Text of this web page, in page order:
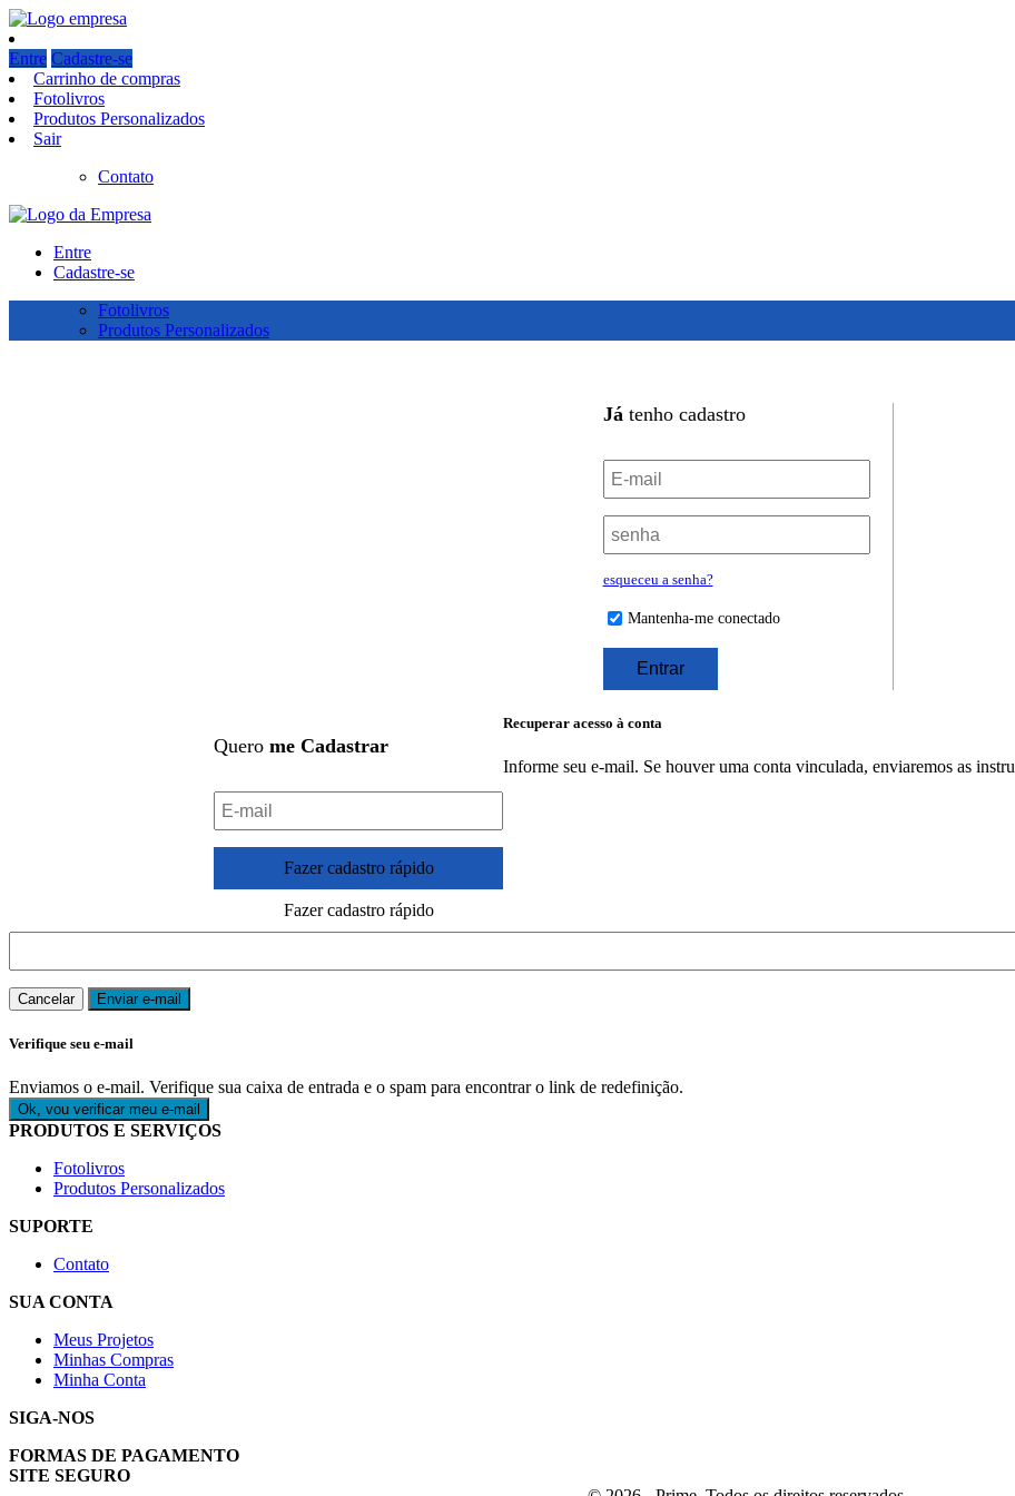
Entre Cadastre-se
Carrinho de compras
Fotolivros
Produtos Personalizados
Sair
Contato
Entre
Cadastre-se
Fotolivros
Produtos Personalizados
Játenho cadastro
esqueceu a senha?
Mantenha-me conectado
Quero me Cadastrar
Fazer cadastro rápido
Fazer cadastro rápido
Recuperar acesso à conta
Informe seu e-mail. Se houver uma conta vinculada, enviaremos as
Cancelar Enviar e-mail
Verifique seu e-mail
Enviamos o e-mail. Verifique sua caixa de entrada e o spam para encontrar o link de redefinição.
Ok, vou verificar meu e-mail
PRODUTOS E SERVIÇOS
Fotolivros
Produtos Personalizados
SUPORTE
Contato
SUA CONTA
Meus Projetos
Minhas Compras
Minha Conta
SIGA-NOS
FORMAS DE PAGAMENTO
SITE SEGURO